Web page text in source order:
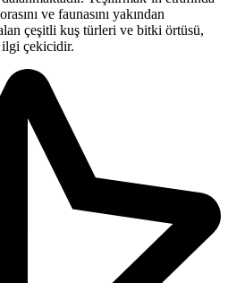
ve faunasını yakından
çeşitli kuş türleri ve bitki örtüsü,
ilgi çekicidir.